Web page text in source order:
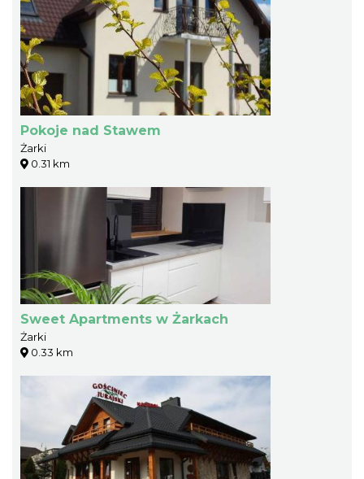
Pokoje nad Stawem
Żarki
0.31 km
Sweet Apartments w Żarkach
Żarki
0.33 km